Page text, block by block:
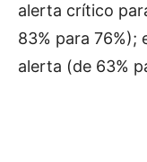
alerta crítico
83% para 76%);
alerta (de 63%